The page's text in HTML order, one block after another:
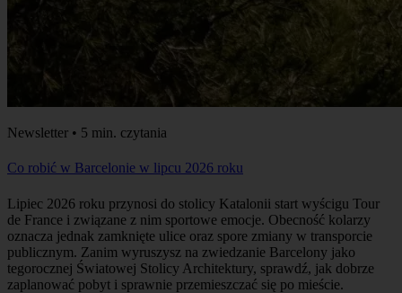
Newsletter • 5 min. czytania
Co robić w Barcelonie w lipcu 2026 roku
Lipiec 2026 roku przynosi do stolicy Katalonii start wyścigu Tour
de France i związane z nim sportowe emocje. Obecność kolarzy
oznacza jednak zamknięte ulice oraz spore zmiany w transporcie
publicznym. Zanim wyruszysz na zwiedzanie Barcelony jako
tegorocznej Światowej Stolicy Architektury, sprawdź, jak dobrze
zaplanować pobyt i sprawnie przemieszczać się po mieście.